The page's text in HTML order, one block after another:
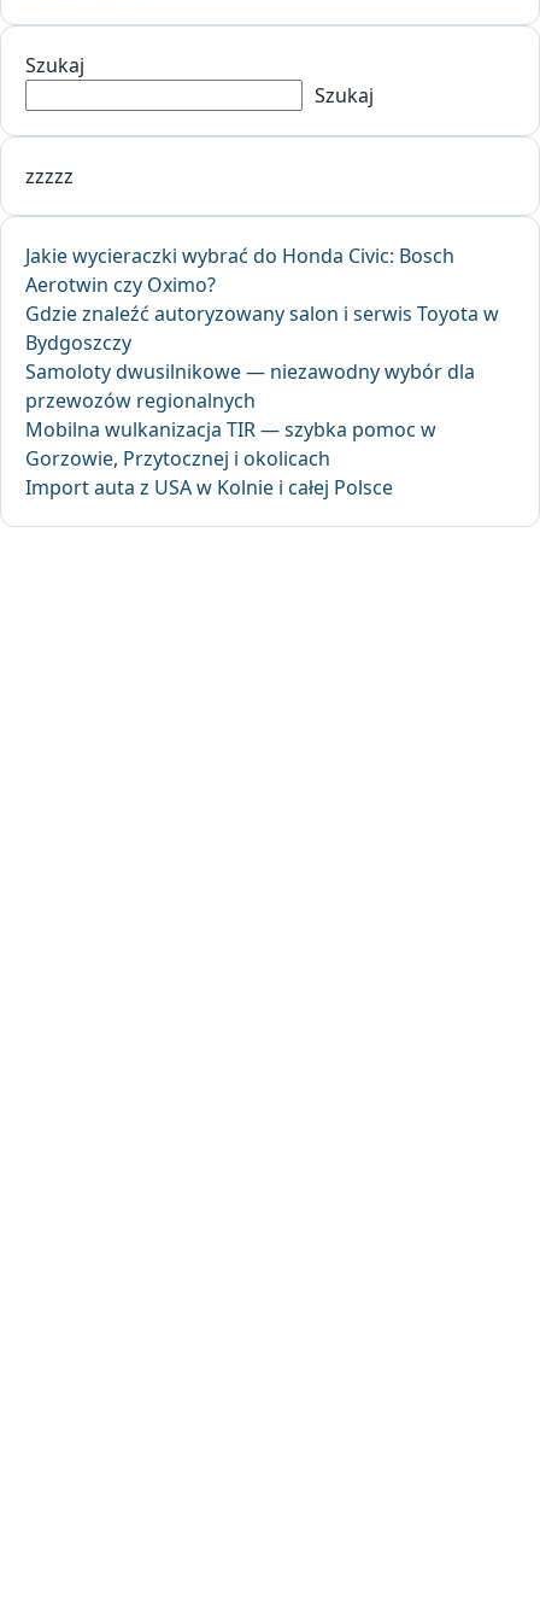
Szukaj
Szukaj
zzzzz
Jakie wycieraczki wybrać do Honda Civic: Bosch
Aerotwin czy Oximo?
Gdzie znaleźć autoryzowany salon i serwis Toyota w
Bydgoszczy
Samoloty dwusilnikowe — niezawodny wybór dla
przewozów regionalnych
Mobilna wulkanizacja TIR — szybka pomoc w
Gorzowie, Przytocznej i okolicach
Import auta z USA w Kolnie i całej Polsce